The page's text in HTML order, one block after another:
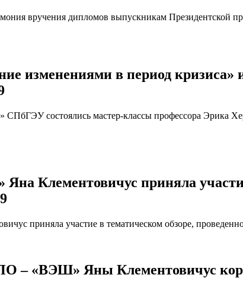
вручения дипломов выпускникам Президентской
изменениями в период
состоялись мастер-классы профессора Эрика
Клементовичус приняла
приняла участие в тематическом обзоре,
– «ВЭШ» Яны Клементовичус